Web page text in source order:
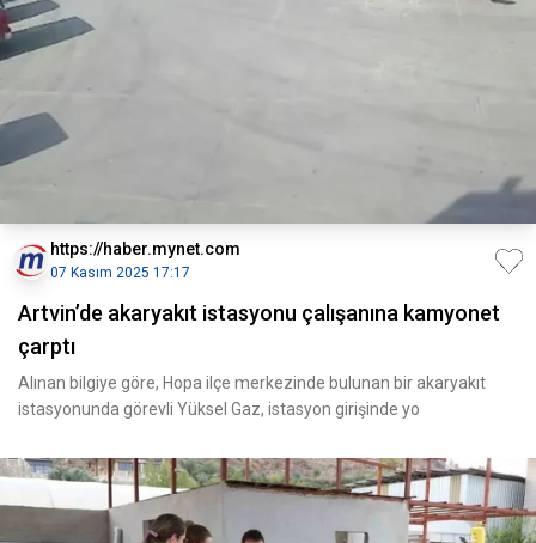
https://haber.mynet.com
07 Kasım 2025 17:17
Artvin’de akaryakıt istasyonu çalışanına kamyonet
çarptı
Alınan bilgiye göre, Hopa ilçe merkezinde bulunan bir akaryakıt
istasyonunda görevli Yüksel Gaz, istasyon girişinde yo